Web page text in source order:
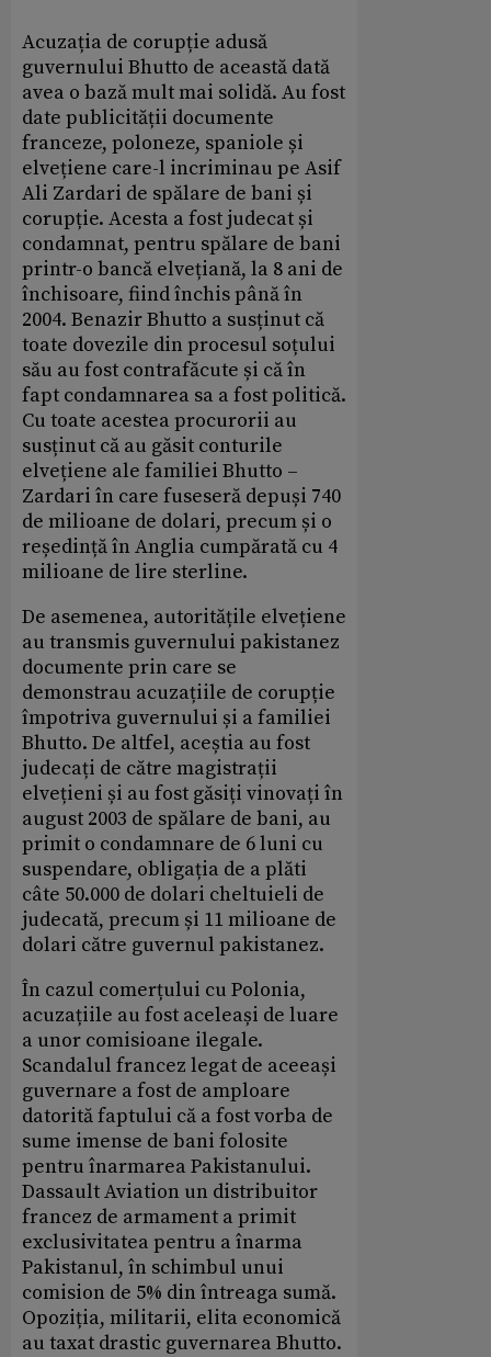
Acuzația de corupție adusă
guvernului Bhutto de această dată
avea o bază mult mai solidă. Au fost
date publicității documente
franceze, poloneze, spaniole și
elvețiene care-l incriminau pe Asif
Ali Zardari de spălare de bani și
corupție. Acesta a fost judecat și
condamnat, pentru spălare de bani
printr-o bancă elvețiană, la 8 ani de
închisoare, fiind închis până în
2004. Benazir Bhutto a susținut că
toate dovezile din procesul soțului
său au fost contrafăcute și că în
fapt condamnarea sa a fost politică.
Cu toate acestea procurorii au
susținut că au găsit conturile
elvețiene ale familiei Bhutto –
Zardari în care fuseseră depuși 740
de milioane de dolari, precum și o
reședință în Anglia cumpărată cu 4
milioane de lire sterline.
De asemenea, autoritățile elvețiene
au transmis guvernului pakistanez
documente prin care se
demonstrau acuzațiile de corupție
împotriva guvernului și a familiei
Bhutto. De altfel, aceștia au fost
judecați de către magistrații
elvețieni și au fost găsiți vinovați în
august 2003 de spălare de bani, au
primit o condamnare de 6 luni cu
suspendare, obligația de a plăti
câte 50.000 de dolari cheltuieli de
judecată, precum și 11 milioane de
dolari către guvernul pakistanez.
În cazul comerțului cu Polonia,
acuzațiile au fost aceleași de luare
a unor comisioane ilegale.
Scandalul francez legat de aceeași
guvernare a fost de amploare
datorită faptului că a fost vorba de
sume imense de bani folosite
pentru înarmarea Pakistanului.
Dassault Aviation un distribuitor
francez de armament a primit
exclusivitatea pentru a înarma
Pakistanul, în schimbul unui
comision de 5% din întreaga sumă.
Opoziția, militarii, elita economică
au taxat drastic guvernarea Bhutto.